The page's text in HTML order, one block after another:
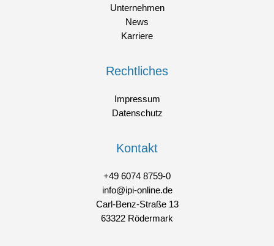
Unternehmen
News
Karriere
Rechtliches
Impressum
Datenschutz
Kontakt
+49 6074 8759-0
info@ipi-online.de
Carl-Benz-Straße 13
63322 Rödermark